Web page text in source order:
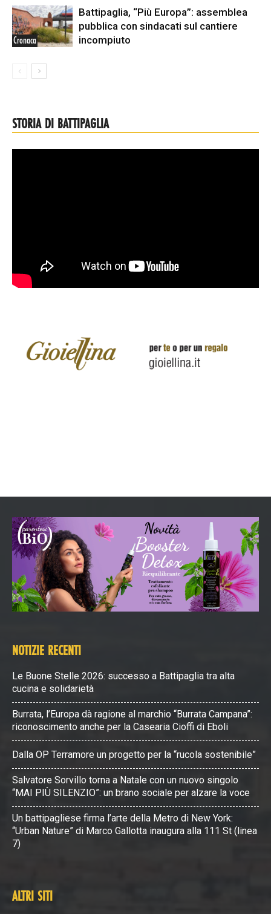
Cronaca
Battipaglia, “Più Europa”: assemblea
pubblica con sindacati sul cantiere
incompiuto
STORIA DI BATTIPAGLIA
NOTIZIE RECENTI
Le Buone Stelle 2026: successo a Battipaglia tra alta
cucina e solidarietà
Burrata, l’Europa dà ragione al marchio “Burrata Campana”:
riconoscimento anche per la Casearia Cioffi di Eboli
Dalla OP Terramore un progetto per la “rucola sostenibile”
Salvatore Sorvillo torna a Natale con un nuovo singolo
“MAI PIÙ SILENZIO”: un brano sociale per alzare la voce
Un battipagliese firma l’arte della Metro di New York:
“Urban Nature” di Marco Gallotta inaugura alla 111 St (linea
7)
ALTRI SITI